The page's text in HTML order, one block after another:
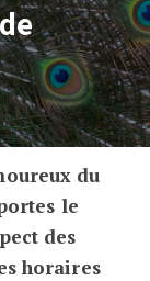
du
le
des
horaires